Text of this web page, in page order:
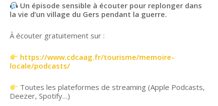
Un épisode sensible à écouter pour replonger dans
la vie d’un village du Gers pendant la guerre.
À écouter gratuitement sur :
https://www.cdcaag.fr/tourisme/memoire-
locale/podcasts/
Toutes les plateformes de streaming (Apple Podcasts,
Deezer, Spotify…)